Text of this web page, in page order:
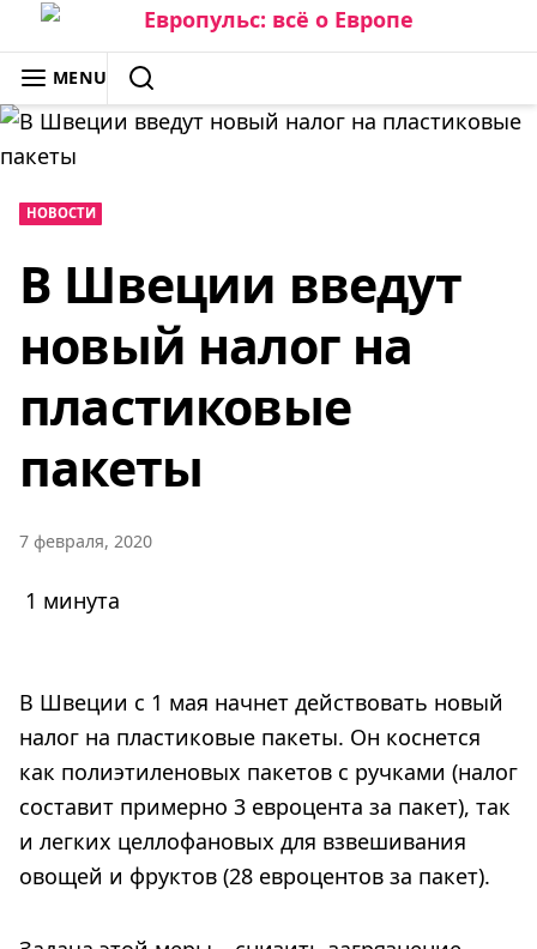
Skip
to
content
ЕВРОПУЛЬС: ВСЁ О ЕВРОПЕ
MENU
SEARCH
НОВОСТИ
В Швеции введут
новый налог на
пластиковые
пакеты
7 февраля, 2020
1 минута
В Швеции с 1 мая начнет действовать новый
налог на пластиковые пакеты. Он коснется
как полиэтиленовых пакетов с ручками (налог
составит примерно 3 евроцента за пакет), так
и легких целлофановых для взвешивания
овощей и фруктов (28 евроцентов за пакет).